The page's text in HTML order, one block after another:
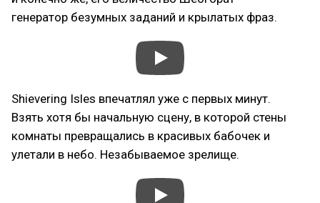
генератор безумных заданий и крылатых фраз.
Shievering Isles впечатлял уже с первых минут.
Взять хотя бы начальную сцену, в которой стены
комнаты превращались в красивых бабочек и
улетали в небо. Незабываемое зрелище.